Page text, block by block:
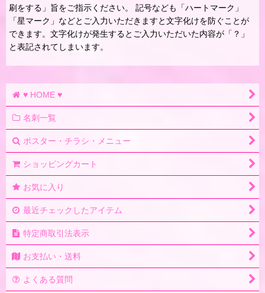
刷をする」旨をご指示ください。 記号なども「ハートマーク」
「星マーク」などとご入力いただきますと文字化けを防ぐことが
できます。文字化けが発生するとご入力いただいた内容が「？」
と表記されてしまいます。
♥ HOME ♥
名刺一覧
ポスター・チラシ・メニュー
ショッピングカート
お気に入り
最近チェックしたアイテム
特定商取引法表示
お支払い・送料
よくある質問